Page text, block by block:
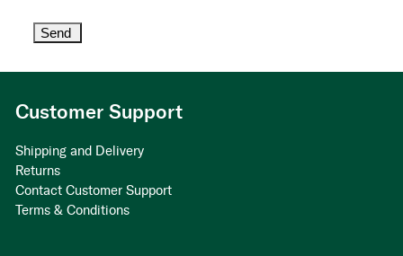
Customer Support
Shipping and Delivery
Returns
Contact Customer Support
Terms & Conditions